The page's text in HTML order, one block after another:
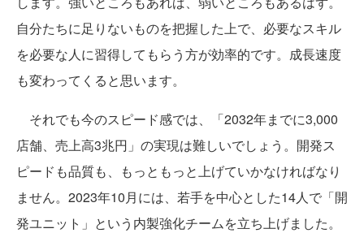
自分たちに足りないものを把握した上で、必要なスキル
を必要な人に習得してもらう方が効率的です。成長速度
も変わってくると思います。
それでも今のスピード感では、「2032年までに3,000
店舗、売上高3兆円」の実現は難しいでしょう。開発ス
ピードも品質も、もっともっと上げていかなければなり
ません。2023年10月には、若手を中心とした14人で「開
発ユニット」という内製強化チームを立ち上げました。